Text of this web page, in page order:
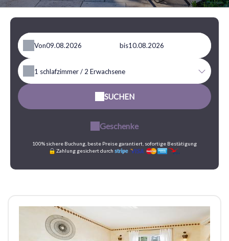
Von bis
1 schlafzimmer / 2 Erwachsene
SUCHEN
Geschenke
100% sichere Buchung, beste Preise garantiert, sofortige Bestätigung
Zahlung gesichert durch